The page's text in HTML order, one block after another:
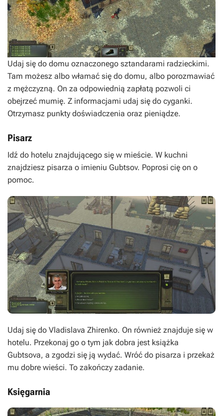
Udaj się do domu oznaczonego sztandarami radzieckimi.
Tam możesz albo włamać się do domu, albo porozmawiać
z mężczyzną. On za odpowiednią zapłatą pozwoli ci
obejrzeć mumię. Z informacjami udaj się do cyganki.
Otrzymasz punkty doświadczenia oraz pieniądze.
Pisarz
Idź do hotelu znajdującego się w mieście. W kuchni
znajdziesz pisarza o imieniu Gubtsov. Poprosi cię on o
pomoc.
Udaj się do Vladislava Zhirenko. On również znajduje się w
hotelu. Przekonaj go o tym jak dobra jest książka
Gubtsova, a zgodzi się ją wydać. Wróć do pisarza i przekaż
mu dobre wieści. To zakończy zadanie.
Księgarnia